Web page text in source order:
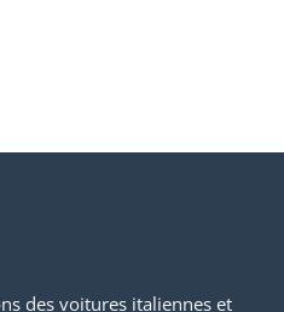
des voitures italiennes et